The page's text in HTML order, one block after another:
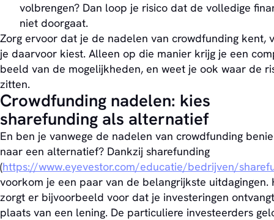
volbrengen? Dan loop je risico dat de volledige
niet doorgaat.
Zorg ervoor dat je de nadelen van crowdfunding kent,
je daarvoor kiest. Alleen op die manier krijg je een
beeld van de mogelijkheden, en weet je ook waar de
zitten.
Crowdfunding nadelen: kies
sharefunding als alternatief
En ben je vanwege de nadelen van crowdfunding
naar een alternatief? Dankzij sharefunding
(https://www.eyevestor.com/educatie/bedrijven/
voorkom je een paar van de belangrijkste uitdagingen.
zorgt er bijvoorbeeld voor dat je investeringen
plaats van een lening. De particuliere investeerders